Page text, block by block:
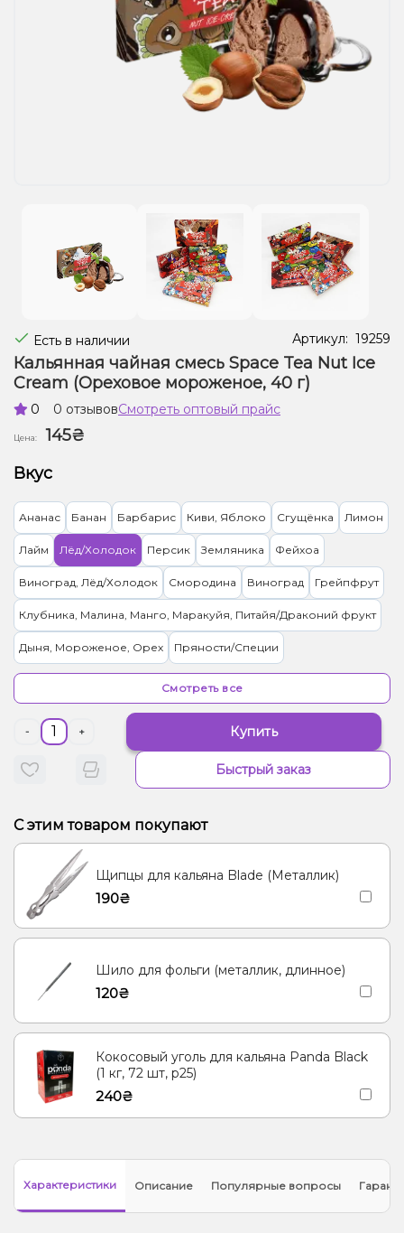
Жидкости для электронных сигарет
Подарочные наборы
Есть в наличии Артикул: 19259
Кальянная чайная смесь Space Tea Nut Ice
Cream (Ореховое мороженое, 40 г)
0 0 отзывовСмотреть оптовый прайс
Цена:
145₴
Вкус
Ананас Банан Барбарис Киви, Яблоко Сгущёнка Лимон
Лайм Лёд/Холодок Персик Земляника Фейхоа
Виноград, Лёд/Холодок Смородина Виноград Грейпфрут
Клубника, Малина, Манго, Маракуйя, Питайя/Драконий фрукт
Дыня, Мороженое, Орех Пряности/Специи
Дыня Квас Малина
Грейпфрут, Клубника, Малина
Конфеты, Яблоко Клубника, Конфеты, Сливки/Крем
Дыня, Ежевика, Малина, Черника/Голубика
Апельсин, Грейпфрут, Клубника, Лимон, Малина, Черника/
Ананас, Манго, Маракуйя
Апельсин, Дыня, Черника/Голубика Пунш, Ягоды
Пряности/Специи, Чай, Ягоды
Смотреть все
- + Купить
Быстрый заказ
С этим товаром покупают
Щипцы для кальяна Blade (Металлик)
190₴
Шило для фольги (металлик, длинное)
120₴
Кокосовый уголь для кальяна Panda Black
(1 кг, 72 шт, р25)
240₴
Характеристики Описание Популярные вопросы